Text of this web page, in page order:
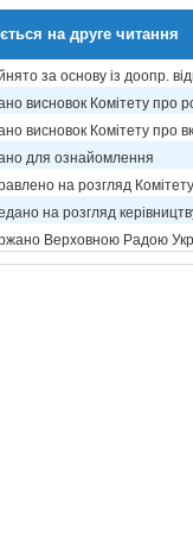
на друге читання
за основу із доопр.
висновок Комітету про
висновок Комітету про
для ознайомлення
на розгляд Комітету
на розгляд
Верховною Радою